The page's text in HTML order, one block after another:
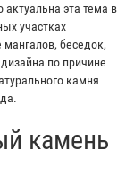
актуальна эта тема в
участках
беседок,
по причине
камня
камень